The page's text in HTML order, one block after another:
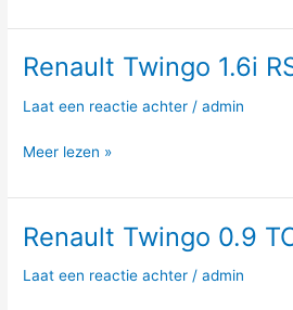
Renault Twingo 1.6i
Laat een reactie achter /admin
Renault
1.6i
133hp
Meer lezen »
Renault Twingo 0.9
Laat een reactie achter /admin
Renault
0.9